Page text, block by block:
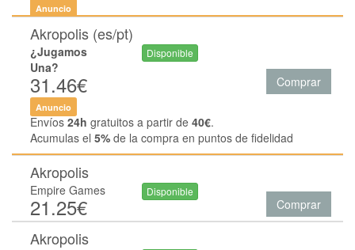
Anuncio
Akropolis (es/pt)
¿Jugamos
Una?
31.46€
Disponible
Comprar
Anuncio
Envíos 24h gratuitos a partir de 40€.
Acumulas el 5% de la compra en puntos de fidelidad
Akropolis
Empire Games
21.25€
Disponible
Comprar
Akropolis